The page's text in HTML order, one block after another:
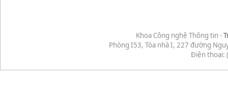
Khoa Công nghệ Thông tin -
Phòng I53, Tòa nhà I, 227 đường
Điện thoại: